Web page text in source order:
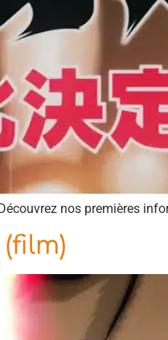
nos premières